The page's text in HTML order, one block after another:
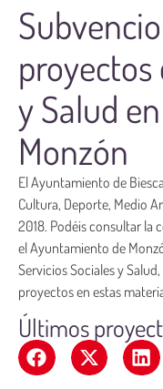
proyectos
y Salud
Monzón
El Ayuntamiento de
Cultura, Deporte, Medio
2018. Podéis consultar la
el Ayuntamiento de
Servicios Sociales y
proyectos en estas
Últimos